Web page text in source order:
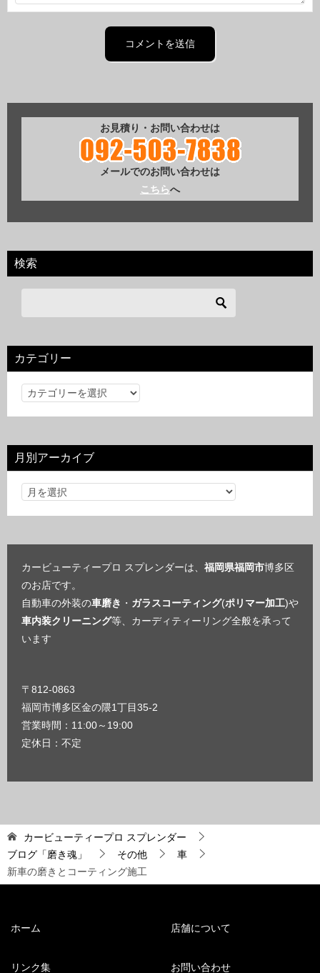
お見積り・お問い合わせは
メールでのお問い合わせは
こちらへ
検索
カテゴリー
カ
リ
ー
月別アーカイブ
カービューティープロ スプレンダーは、 福岡県福岡市博多区
のお店です。
自動車の外装の車磨き ・ ガラスコーティング(ポリマー加工)や
車内装クリーニング等、カーディティーリング全般を承って
います
〒812-0863
福岡市博多区金の隈1丁目35-2
営業時間：11:00～19:00
定休日：不定
カービューティープロ スプレンダー
ブログ「磨き魂」
その他
車
新車の磨きとコーティング施工
ホーム 店舗について
リンク集 お問い合わせ